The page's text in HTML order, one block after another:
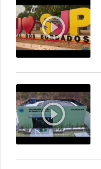
play_circle_outline
play_circle_outline